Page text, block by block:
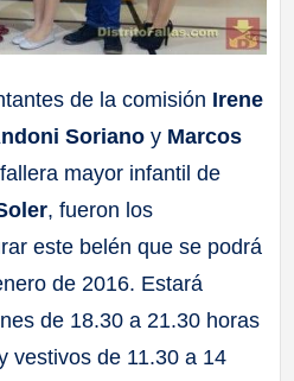
de la comisión Irene
Soriano y Marcos
mayor infantil de
, fueron los
este belén que se podrá
de 2016. Estará
de 18.30 a 21.30 horas
vestivos de 11.30 a 14